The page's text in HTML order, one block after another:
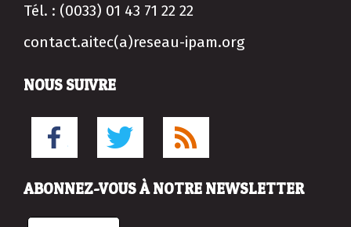
Tél. : (0033) 01 43 71 22 22
contact.aitec(a)reseau-ipam.org
NOUS SUIVRE
ABONNEZ-VOUS À NOTRE NEWSLETTER